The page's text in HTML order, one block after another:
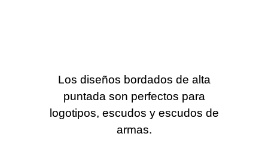
Los diseños bordados de alta
puntada son perfectos para
logotipos, escudos y escudos de
armas.